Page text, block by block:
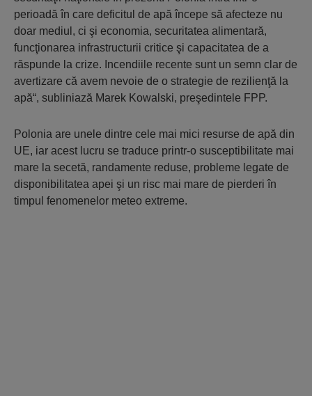
perioadă în care deficitul de apă începe să afecteze nu
doar mediul, ci şi economia, securitatea alimentară,
funcţionarea infrastructurii critice şi capacitatea de a
răspunde la crize. Incendiile recente sunt un semn clar de
avertizare că avem nevoie de o strategie de rezilienţă la
apă“, subliniază Marek Kowalski, preşedintele FPP.
Polonia are unele dintre cele mai mici resurse de apă din
UE, iar acest lucru se traduce printr-o susceptibilitate mai
mare la secetă, randamente reduse, probleme legate de
disponibilitatea apei şi un risc mai mare de pierderi în
timpul fenomenelor meteo extreme.